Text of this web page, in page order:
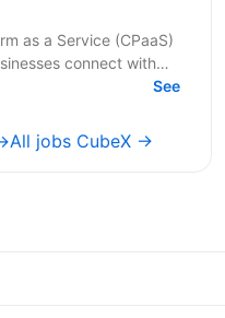
as a Service (CPaaS)
connect with
Our flexible,...
See
All jobs CubeX →